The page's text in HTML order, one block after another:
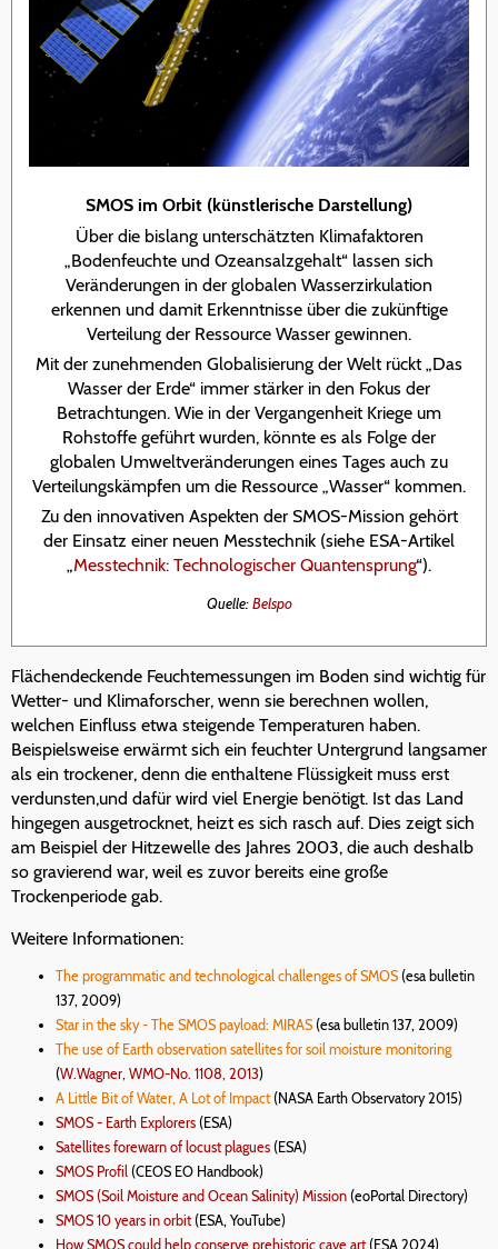
SMOS im Orbit (künstlerische Darstellung)
Über die bislang unterschätzten Klimafaktoren
„Bodenfeuchte und Ozeansalzgehalt“ lassen sich
Veränderungen in der globalen Wasserzirkulation
erkennen und damit Erkenntnisse über die zukünftige
Verteilung der Ressource Wasser gewinnen.
Mit der zunehmenden Globalisierung der Welt rückt „Das
Wasser der Erde“ immer stärker in den Fokus der
Betrachtungen. Wie in der Vergangenheit Kriege um
Rohstoffe geführt wurden, könnte es als Folge der
globalen Umweltveränderungen eines Tages auch zu
Verteilungskämpfen um die Ressource „Wasser“ kommen.
Zu den innovativen Aspekten der SMOS-Mission gehört
der Einsatz einer neuen Messtechnik (siehe ESA-Artikel
„Messtechnik: Technologischer Quantensprung“).
Quelle:Belspo
Flächendeckende Feuchtemessungen im Boden sind wichtig für
Wetter- und Klimaforscher, wenn sie berechnen wollen,
welchen Einfluss etwa steigende Temperaturen haben.
Beispielsweise erwärmt sich ein feuchter Untergrund langsamer
als ein trockener, denn die enthaltene Flüssigkeit muss erst
verdunsten,und dafür wird viel Energie benötigt. Ist das Land
hingegen ausgetrocknet, heizt es sich rasch auf. Dies zeigt sich
am Beispiel der Hitzewelle des Jahres 2003, die auch deshalb
so gravierend war, weil es zuvor bereits eine große
Trockenperiode gab.
Weitere Informationen:
The programmatic and technological challenges of SMOS (esa bulletin
137, 2009)
Star in the sky - The SMOS payload: MIRAS (esa bulletin 137, 2009)
The use of Earth observation satellites for soil moisture monitoring
(W.Wagner, WMO-No. 1108, 2013)
A Little Bit of Water, A Lot of Impact(NASA Earth Observatory 2015)
SMOS - Earth Explorers (ESA)
Satellites forewarn of locust plagues (ESA)
SMOS Profil (CEOS EO Handbook)
SMOS (Soil Moisture and Ocean Salinity) Mission (eoPortal Directory)
SMOS 10 years in orbit(ESA, YouTube)
How SMOS could help conserve prehistoric cave art(ESA 2024)